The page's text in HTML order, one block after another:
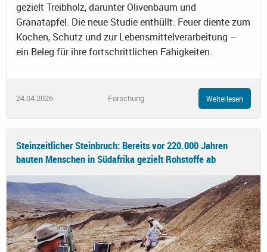
gezielt Treibholz, darunter Olivenbaum und
Granatapfel. Die neue Studie enthüllt: Feuer diente zum
Kochen, Schutz und zur Lebensmittelverarbeitung –
ein Beleg für ihre fortschrittlichen Fähigkeiten.
24.04.2026 Forschung Weiterlesen
Steinzeitlicher Steinbruch: Bereits vor 220.000 Jahren
bauten Menschen in Südafrika gezielt Rohstoffe ab